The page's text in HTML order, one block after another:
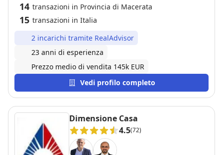
14 transazioni in Provincia di Macerata
15 transazioni in Italia
2 incarichi tramite RealAdvisor
23 anni di esperienza
Prezzo medio di vendita 145k EUR
Vedi profilo completo
Dimensione Casa
4.5(72)